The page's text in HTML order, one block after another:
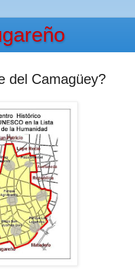
del Camagüey?